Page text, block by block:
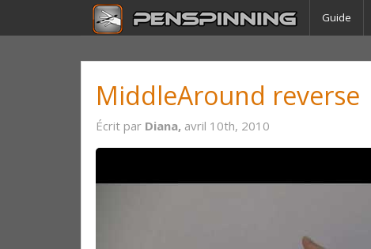
Guide
MiddleAround reverse
Écrit par Diana, avril 10th, 2010